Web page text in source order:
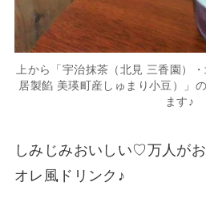
上から「宇治抹茶（北見 三香園）
居製餡 美瑛町産しゅまり小豆）」
ます♪
しみじみおいしい♡万人が
オレ風ドリンク♪